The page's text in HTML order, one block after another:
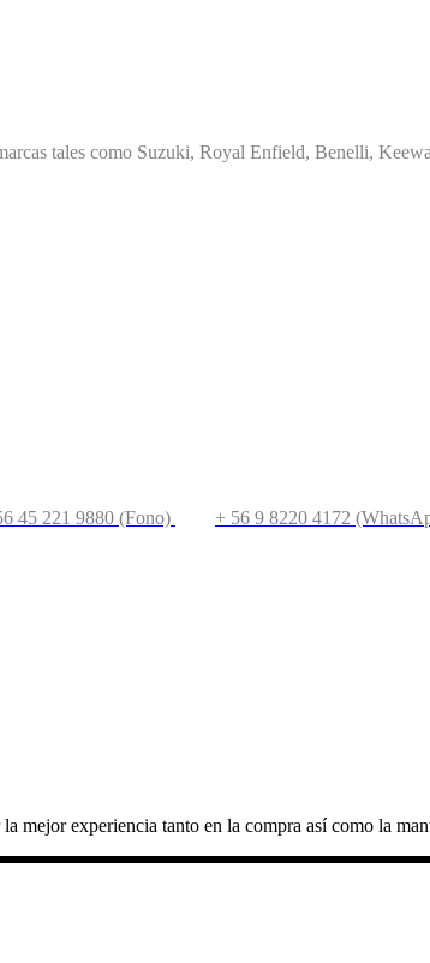
tales como Suzuki, Royal Enfield, Benelli,
45 221 9880 (Fono) + 56 9 8220 4172
mejor experiencia tanto en la compra así como la